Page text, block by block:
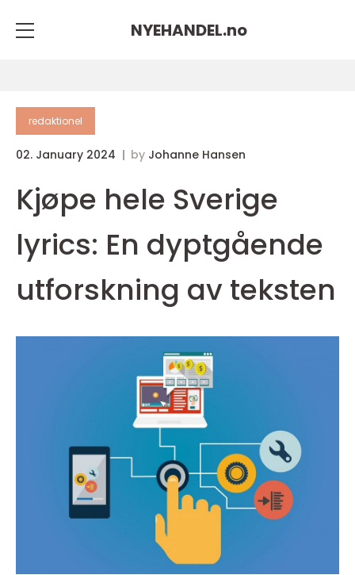
NYEHANDEL.no
redaktionel
02. January 2024 by Johanne Hansen
Kjøpe hele Sverige
lyrics: En dyptgående
utforskning av teksten